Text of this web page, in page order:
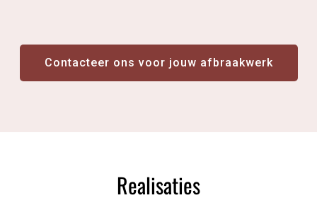
Contacteer ons voor jouw afbraakwerk
Realisaties